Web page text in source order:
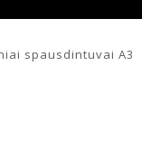
spausdintuvai A3